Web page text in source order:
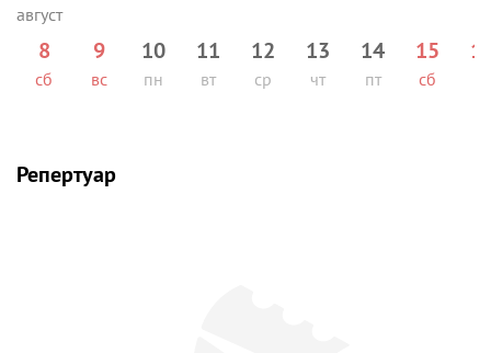
8
сб
9
вс
10
пн
11
вт
12
ср
13
чт
14
пт
15
сб
Репертуар